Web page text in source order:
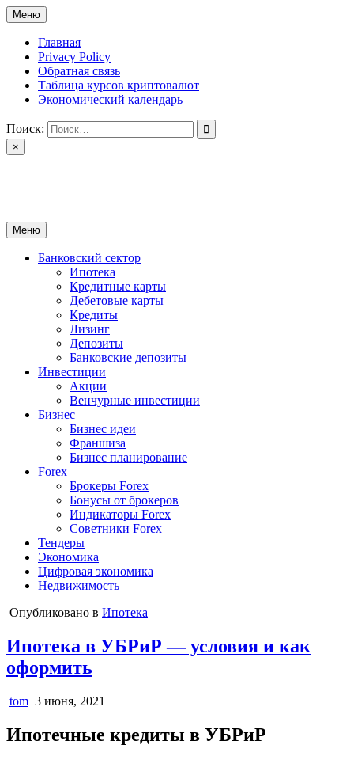
Перейти
к
содержимому
Меню
Главная
Privacy Policy
Обратная связь
Таблица курсов криптовалют
Экономический календарь
Поиск:
×
Меню
Банковский сектор
Ипотека
Кредитные карты
Дебетовые карты
Кредиты
Лизинг
Депозиты
Банковские депозиты
Инвестиции
Акции
Венчурные инвестиции
Бизнес
Бизнес идеи
Франшиза
Бизнес планирование
Forex
Брокеры Forex
Бонусы от брокеров
Индикаторы Forex
Советники Forex
Тендеры
Экономика
Цифровая экономика
Недвижимость
Опубликовано в Ипотека
Ипотека в УБРиР — условия и как
оформить
tom 3 июня, 2021
Ипотечные кредиты в УБРиР